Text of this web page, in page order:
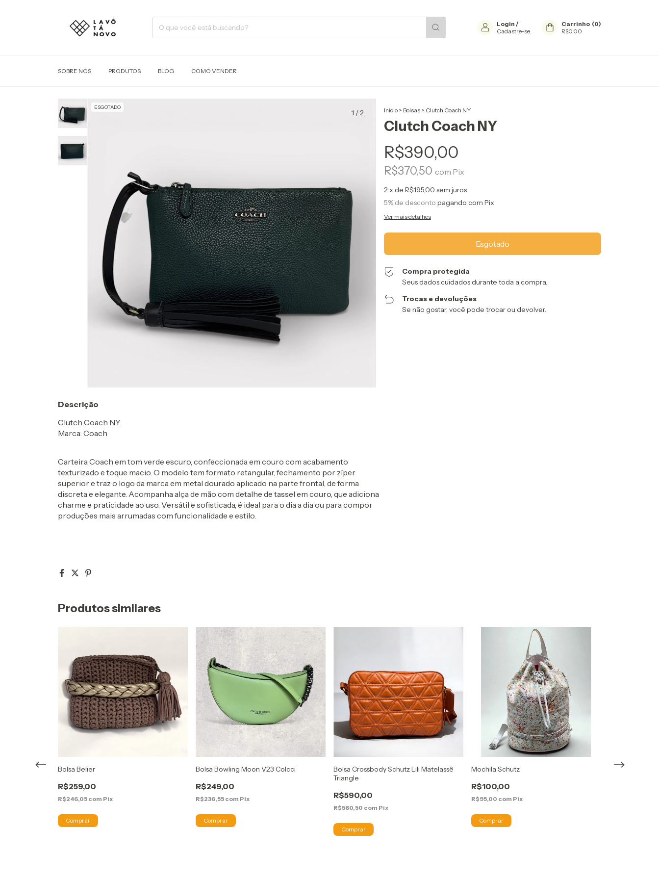
Login /
Cadastre-se
Carrinho (0)
R$0,00
SOBRE NÓS PRODUTOS BLOG COMO VENDER
ESGOTADO
1 /2 Início > Bolsas > Clutch Coach NY
Clutch Coach NY
R$390,00
R$370,50 com Pix
2x de R$195,00 sem juros
5% de desconto pagando com Pix
Ver mais detalhes
Compra protegida
Seus dados cuidados durante toda a compra.
Trocas e devoluções
Se não gostar, você pode trocar ou devolver.
Descrição
Clutch Coach NY
Marca: Coach
Carteira Coach em tom verde escuro, confeccionada em couro com acabamento
texturizado e toque macio. O modelo tem formato retangular, fechamento por zíper
superior e traz o logo da marca em metal dourado aplicado na parte frontal, de forma
discreta e elegante. Acompanha alça de mão com detalhe de tassel em couro, que adiciona
charme e praticidade ao uso. Versátil e sofisticada, é ideal para o dia a dia ou para compor
produções mais arrumadas com funcionalidade e estilo.
Produtos similares
Bolsa Belier
R$259,00
R$246,05 com Pix
Bolsa Bowling Moon V23 Colcci
R$249,00
R$236,55 com Pix
Bolsa Crossbody Schutz Lili Matelassê
Triangle
R$590,00
R$560,50 com Pix
Mochila Schutz
R$100,00
R$95,00 com Pix
Bolsa Schutz